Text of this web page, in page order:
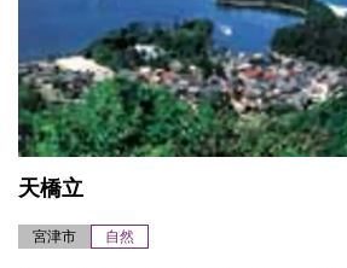
天橋立
宮津市 自然